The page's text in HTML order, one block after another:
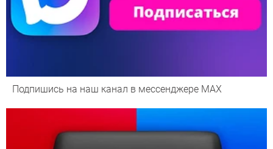
Подпишись на наш канал в мессенджере МАХ